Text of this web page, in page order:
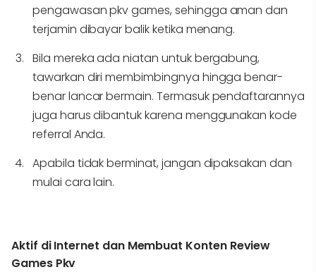
pengawasan pkv games, sehingga aman dan
terjamin dibayar balik ketika menang.
Bila mereka ada niatan untuk bergabung,
tawarkan diri membimbingnya hingga benar-
benar lancar bermain. Termasuk pendaftarannya
juga harus dibantuk karena menggunakan kode
referral Anda.
Apabila tidak berminat, jangan dipaksakan dan
mulai cara lain.
Aktif di Internet dan Membuat Konten Review
Games Pkv